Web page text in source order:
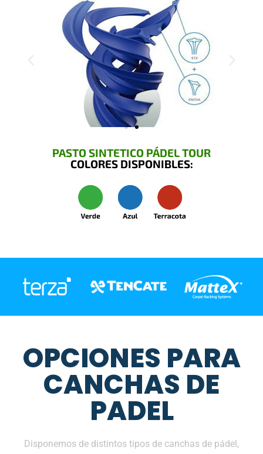
PASTO SINTETICO PÁDEL TOUR
COLORES DISPONIBLES:
OPCIONES PARA
CANCHAS DE
PADEL
Disponemos de distintos tipos de canchas de pádel,